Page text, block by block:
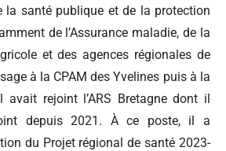
la santé publique et de la protection
de l’Assurance maladie, de la
et des agences régionales de
à la CPAM des Yvelines puis à la
avait rejoint l’ARS Bretagne dont il
depuis 2021. À ce poste, il a
du Projet régional de santé 2023-